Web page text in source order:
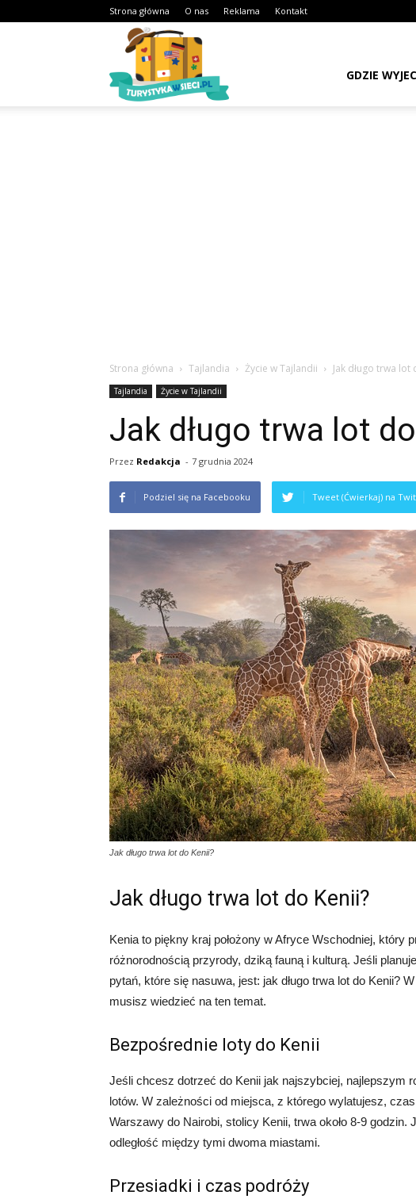
Strona główna O nas Reklama Kontakt
GDZIE
Strona główna Tajlandia Życie w Tajlandii Jak długo trwa lot
Tajlandia Życie w Tajlandii
Jak długo trwa lot
Przez Redakcja - 7 grudnia 2024
Podziel się na Facebooku Tweet (Ćwierkaj) na
Jak długo trwa lot do Kenii?
Jak długo trwa lot do Kenii?
Kenia to piękny kraj położony w Afryce Wschodniej, który
różnorodnością przyrody, dziką fauną i kulturą. Jeśli
pytań, które się nasuwa, jest: jak długo trwa lot do Kenii?
musisz wiedzieć na ten temat.
Bezpośrednie loty do Kenii
Jeśli chcesz dotrzeć do Kenii jak najszybciej, najlepszym
lotów. W zależności od miejsca, z którego wylatujesz,
Warszawy do Nairobi, stolicy Kenii, trwa około 8-9
odległość między tymi dwoma miastami.
Przesiadki i czas podróży